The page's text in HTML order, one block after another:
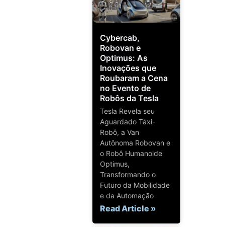
Cybercab,
Robovan e
Optimus: As
Inovações que
Roubaram a Cena
no Evento de
Robôs da Tesla
Tesla Revela seu
Aguardado Táxi-
Robô, a Van
Autônoma Robovan e
o Robô Humanoide
Optimus,
Transformando o
Futuro da Mobilidade
e da Automação
Read Article »